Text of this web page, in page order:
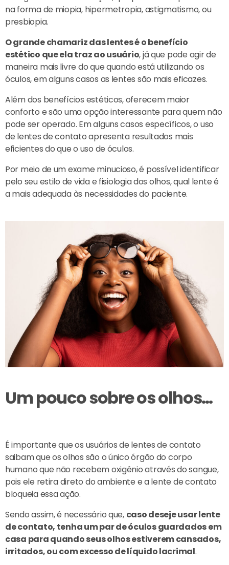
na forma de miopia, hipermetropia, astigmatismo, ou
presbiopia.
O grande chamariz das lentes é o benefício
estético que ela traz ao usuário, já que pode agir de
maneira mais livre do que quando está utilizando os
óculos, em alguns casos as lentes são mais eficazes.
Além dos benefícios estéticos, oferecem maior
conforto e são uma opção interessante para quem não
pode ser operado. Em alguns casos específicos, o uso
de lentes de contato apresenta resultados mais
eficientes do que o uso de óculos.
Por meio de um exame minucioso, é possível identificar
pelo seu estilo de vida e fisiologia dos olhos, qual lente é
a mais adequada às necessidades do paciente.
Um pouco sobre os olhos…
É importante que os usuários de lentes de contato
saibam que os olhos são o único órgão do corpo
humano que não recebem oxigênio através do sangue,
pois ele retira direto do ambiente e a lente de contato
bloqueia essa ação.
Sendo assim, é necessário que, caso deseje usar lente
de contato, tenha um par de óculos guardados em
casa para quando seus olhos estiverem cansados,
irritados, ou com excesso de líquido lacrimal.